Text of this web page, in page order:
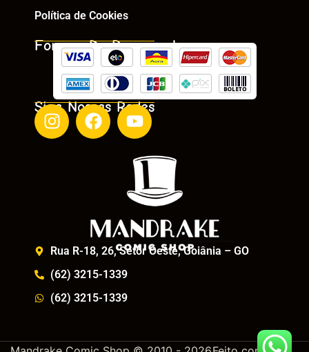
Política de Cookies
Formas De Pagamento
Siga Nossas Redes
Rua R-18, 26, Setor Oeste, Goiânia – GO
(62) 3215-1339
(62) 3215-1339